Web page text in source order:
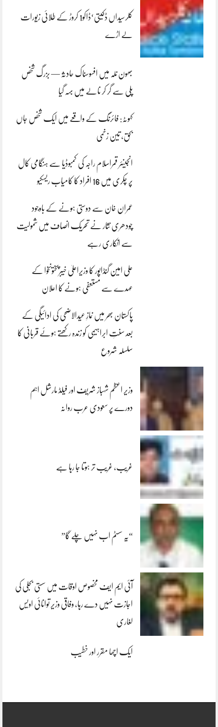
کلرسیداں ڈکیتی‘ڈاکو1 کروڑ کے طلائی زیورات
لے اڑے
بھون نلہ میں افسوسناک حادثہ — بزرگ شخص
پلی سے گر کر نالے میں بہہ گیا
کہوٹہ: فائرنگ کے واقعے میں ایک شخص جاں
بحق، تین زخمی
انجینئر قمراسلام راجہ کی کمبوڈیا سے ہنگامی کال
پر چکری میں 16 افراد کا کامیاب ریسکیو
عمران خان سے دوستی ہونے کے باوجود
چودھری نثار نے تحریک انصاف میں شمولیت
سے انکاری رہے
علی امین گنڈاپور کا وزیراعلیٰ خیبرپختونخوا کے
عہدے سے مستعفی ہونے کا اعلان
پاکستان بھر میں نمازِ عیدالاضحی کی ادائیگی کے
بعد سنتِ ابراہیمی کو زندہ رکھتے ہوئے قربانی کا
سلسلہ شروع
وزیر اعظم شہباز شریف اور فیلڈ مارشل اہم
دورے پر سعودی عرب روانہ
غریب، غریب تر ہوتا جا رہا ہے
“یہ سسٹم اب نہیں چلے گا”
آئی ایم ایف مخصوص اوقات میں سستی بجلی کی
اجازت نہیں دے رہا، وفاقی وزیر توانائی اویس
لغاری
ایک اچھا مقرر اور خطیب